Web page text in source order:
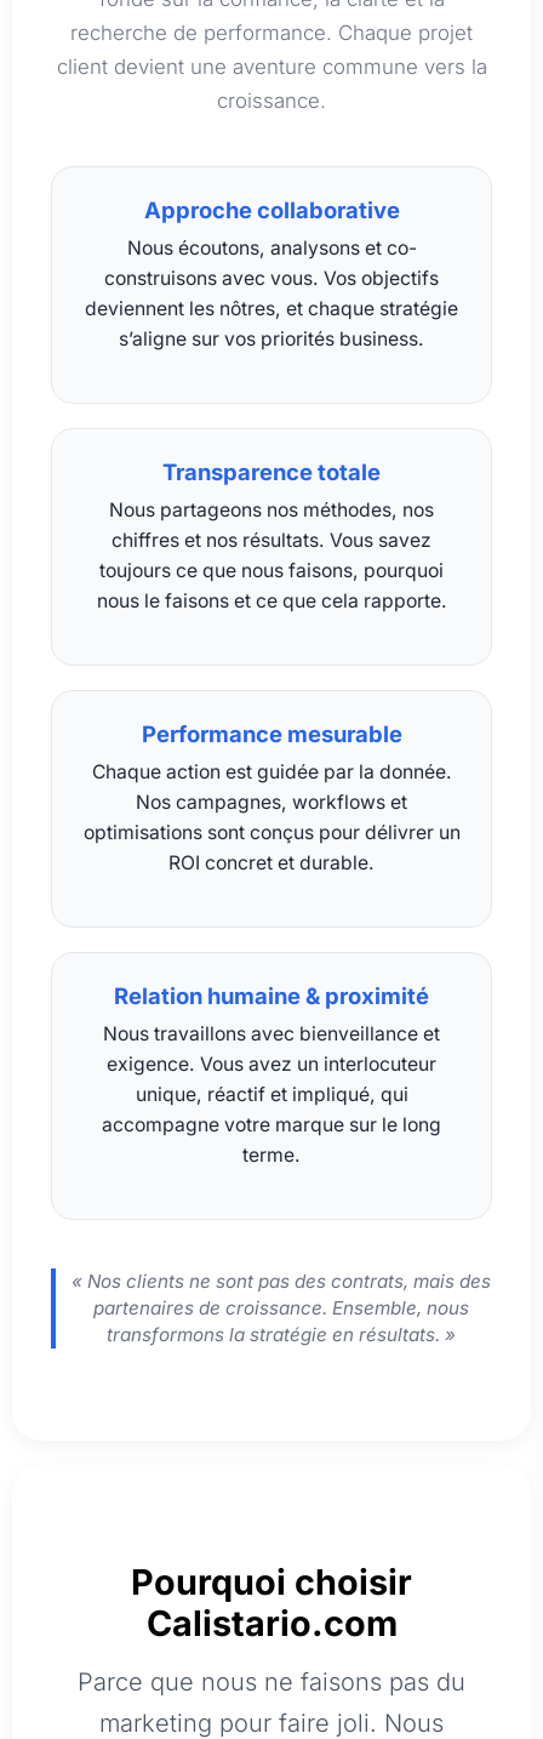
recherche de performance. Chaque projet
client devient une aventure commune vers la
croissance.
Approche collaborative
Nous écoutons, analysons et co-
construisons avec vous. Vos objectifs
deviennent les nôtres, et chaque stratégie
s’aligne sur vos priorités business.
Transparence totale
Nous partageons nos méthodes, nos
chiffres et nos résultats. Vous savez
toujours ce que nous faisons, pourquoi
nous le faisons et ce que cela rapporte.
Performance mesurable
Chaque action est guidée par la donnée.
Nos campagnes, workflows et
optimisations sont conçus pour délivrer un
ROI concret et durable.
Relation humaine & proximité
Nous travaillons avec bienveillance et
exigence. Vous avez un interlocuteur
unique, réactif et impliqué, qui
accompagne votre marque sur le long
terme.
« Nos clients ne sont pas des contrats, mais des
partenaires de croissance. Ensemble, nous
transformons la stratégie en résultats. »
Pourquoi choisir
Calistario.com
Parce que nous ne faisons pas du
marketing pour faire joli. Nous